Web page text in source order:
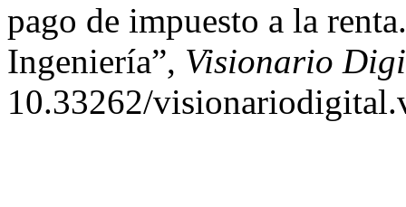
pago de impuesto a la
Ingeniería”, Visionario
10.33262/